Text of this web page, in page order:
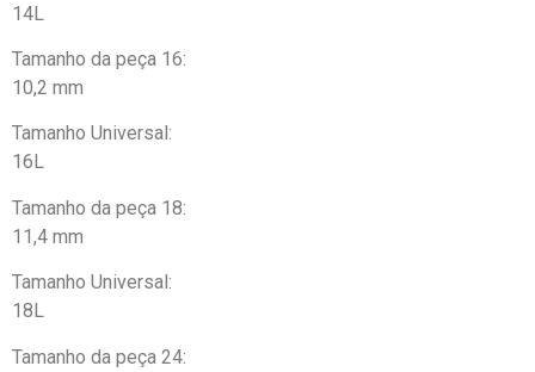
14L
Tamanho da peça 16:
10,2 mm
Tamanho Universal:
16L
Tamanho da peça 18:
11,4 mm
Tamanho Universal:
18L
Tamanho da peça 24: